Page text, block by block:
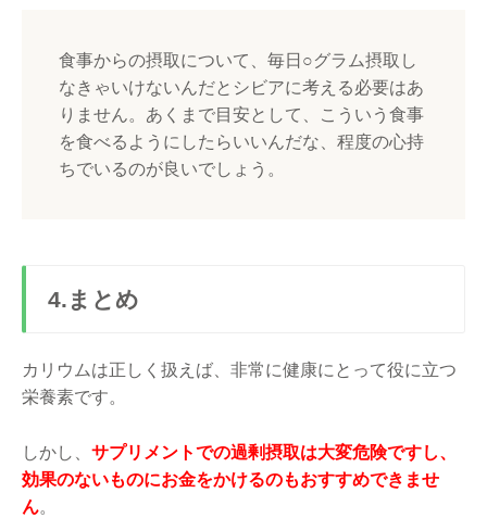
食事からの摂取について、毎日○グラム摂取し
なきゃいけないんだとシビアに考える必要はあ
りません。あくまで目安として、こういう食事
を食べるようにしたらいいんだな、程度の心持
ちでいるのが良いでしょう。
4.まとめ
カリウムは正しく扱えば、非常に健康にとって役に立つ
栄養素です。
しかし、 サプリメントでの過剰摂取は大変危険ですし、
効果のないものにお金をかけるのもおすすめできませ
ん。